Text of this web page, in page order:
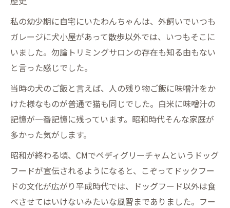
私の幼少期に自宅にいたわんちゃんは、外飼いでいつも
ガレージに犬小屋があって散歩以外では、いつもそこに
いました。勿論トリミングサロンの存在も知る由もない
と言った感じでした。
当時の犬のご飯と言えば、人の残り物ご飯に味噌汁をか
けた様なものが普通で猫も同じでした。白米に味噌汁の
記憶が一番記憶に残っています。昭和時代そんな家庭が
多かった気がします。
昭和が終わる頃、CMでペディグリーチャムというドッグ
フードが宣伝されるようになると、こぞってドックフー
ドの文化が広がり平成時代では、ドッグフード以外は食
べさせてはいけないみたいな風習までありました。フー